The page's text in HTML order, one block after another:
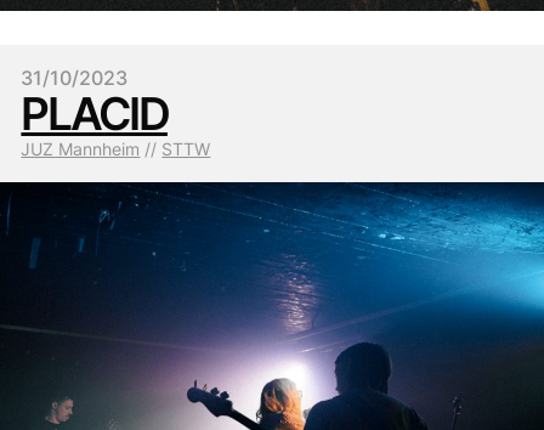
31/10/2023
PLACID
JUZ Mannheim STTW